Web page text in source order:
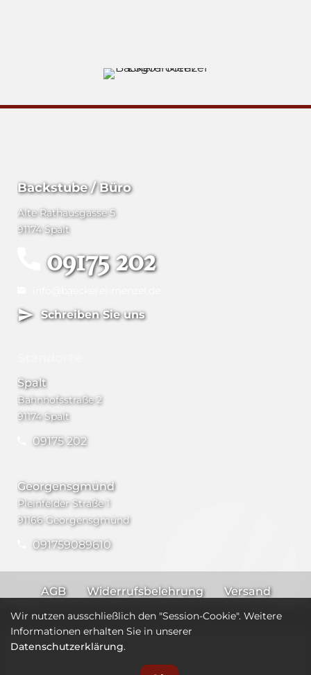
Backstube / Büro
Alte Rathausgasse 5
91174 Spalt
09175 202
Schreiben Sie uns
Spalt
Bahnhofsstraße 2
91174 Spalt
09175 202
Georgensgmünd
Pleinfelder Straße 1
91166 Georgensgmünd
091759089610
AGB Widerrufsbelehrung
Versand
Impressum
Datenschutz
Wir nutzen ausschließlich den "Session-Cookie". Weitere
Informationen erhalten Sie in unserer
Datenschutzerklärung.